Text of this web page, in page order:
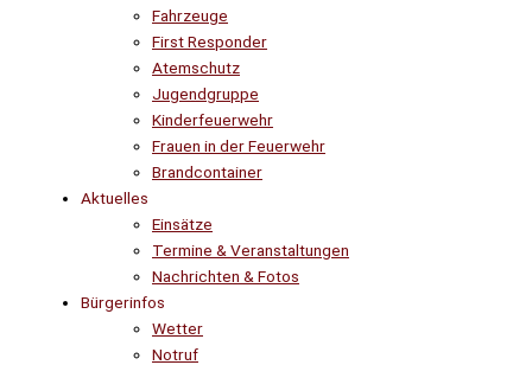
Fahrzeuge
First Responder
Atemschutz
Jugendgruppe
Kinderfeuerwehr
Frauen in der Feuerwehr
Brandcontainer
Aktuelles
Einsätze
Termine & Veranstaltungen
Nachrichten & Fotos
Bürgerinfos
Wetter
Notruf